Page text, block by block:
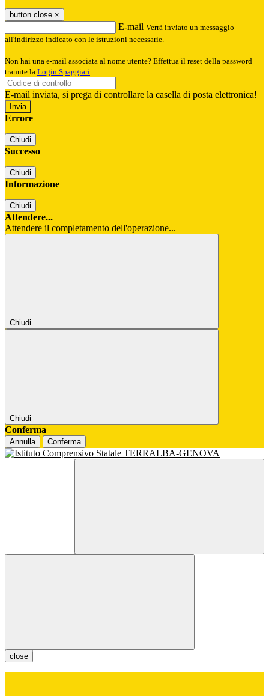
button close ×
E-mail Verrà inviato un messaggio
all'indirizzo indicato con le istruzioni necessarie.
Non hai una e-mail associata al nome utente? Effettua il reset della password
tramite la Login Spaggiari
E-mail inviata, si prega di controllare la casella di posta elettronica!
Errore
Chiudi
Successo
Chiudi
Informazione
Chiudi
Attendere...
Attendere il completamento dell'operazione...
Chiudi
Chiudi
Conferma
Annulla Conferma
close